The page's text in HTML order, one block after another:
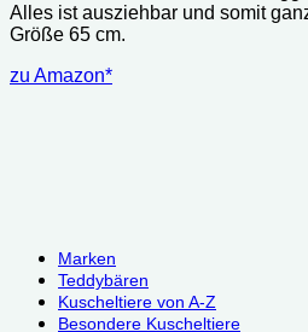
Alles ist ausziehbar und somit
Größe 65 cm.
zu Amazon*
Marken
Teddybären
Kuscheltiere von A-Z
Besondere Kuscheltiere